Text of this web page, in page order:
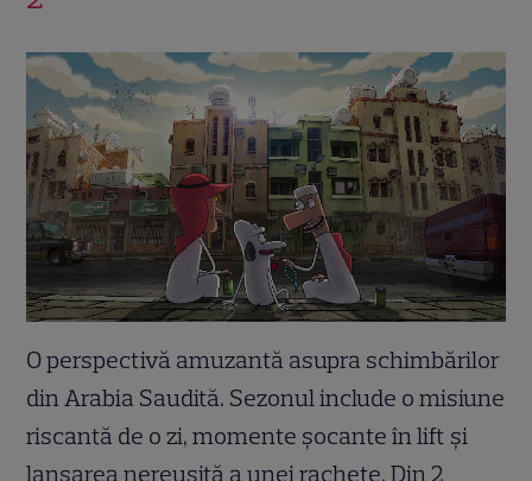
O perspectivă amuzantă asupra schimbărilor
din Arabia Saudită. Sezonul include o misiune
riscantă de o zi, momente șocante în lift și
lansarea nereușită a unei rachete. Din 2